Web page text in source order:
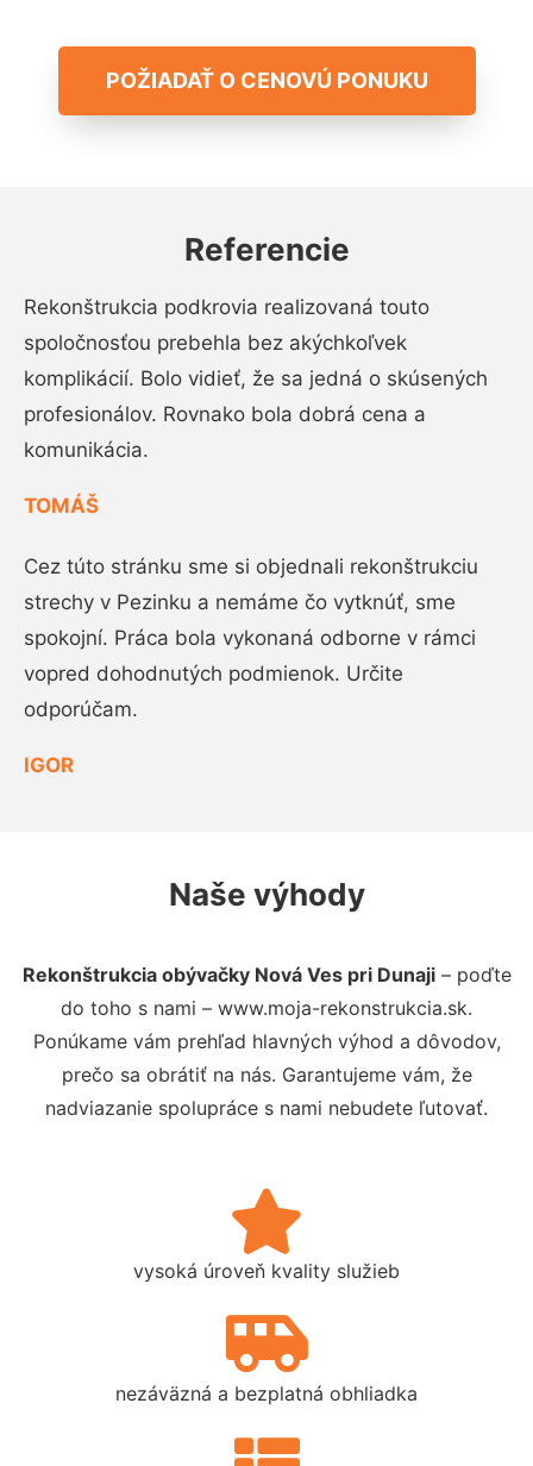
POŽIADAŤ O CENOVÚ PONUKU
Referencie
Rekonštrukcia podkrovia realizovaná touto
spoločnosťou prebehla bez akýchkoľvek
komplikácií. Bolo vidieť, že sa jedná o skúsených
profesionálov. Rovnako bola dobrá cena a
komunikácia.
TOMÁŠ
Cez túto stránku sme si objednali rekonštrukciu
strechy v Pezinku a nemáme čo vytknúť, sme
spokojní. Práca bola vykonaná odborne v rámci
vopred dohodnutých podmienok. Určite
odporúčam.
IGOR
Naše výhody
Rekonštrukcia obývačky Nová Ves pri Dunaji– poďte
do toho s nami – www.moja-rekonstrukcia.sk.
Ponúkame vám prehľad hlavných výhod a dôvodov,
prečo sa obrátiť na nás. Garantujeme vám, že
nadviazanie spolupráce s nami nebudete ľutovať.
vysoká úroveň kvality služieb
nezáväzná a bezplatná obhliadka